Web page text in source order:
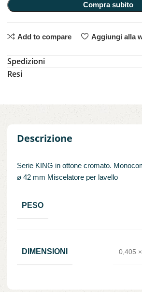
Compra subito
Add to compare Aggiungi alla
Spedizioni
Resi
Descrizione
Serie KING in ottone cromato.
ø 42 mm Miscelatore per lavello
PESO
DIMENSIONI 0,405